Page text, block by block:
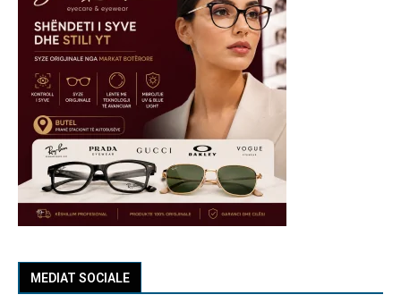
MEDIAT SOCIALE